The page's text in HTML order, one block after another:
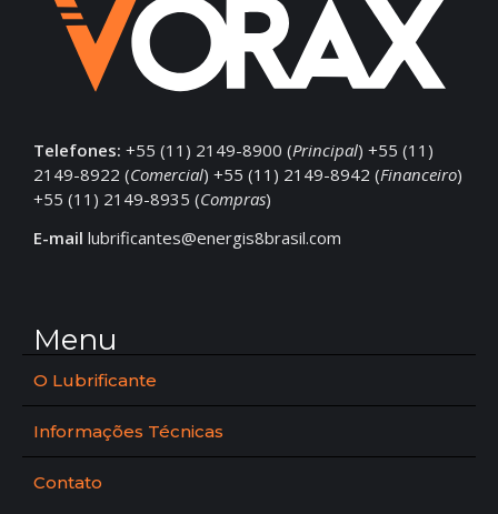
Telefones: +55 (11) 2149-8900 (Principal) +55 (11)
2149-8922 (Comercial) +55 (11) 2149-8942 (Financeiro)
+55 (11) 2149-8935 (Compras)
E-mail lubrificantes@energis8brasil.com
Menu
O Lubrificante
Informações Técnicas
Contato